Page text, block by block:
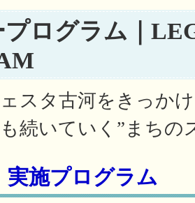
プログラム｜
スタ古河をきっか
続いていく”まちの
実施プログラム